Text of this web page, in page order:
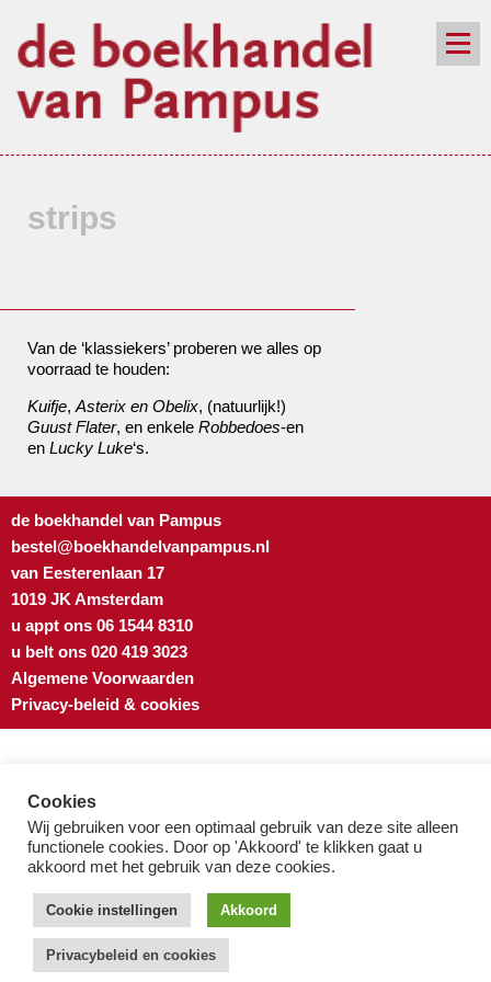
strips
Van de ‘klassiekers’ proberen we alles op
voorraad te houden:
Kuifje, Asterix en Obelix, (natuurlijk!)
Guust Flater, en enkele Robbedoes-en
en Lucky Luke‘s.
de boekhandel van Pampus
bestel@boekhandelvanpampus.nl
van Eesterenlaan 17
1019 JK Amsterdam
u appt ons 06 1544 8310
u belt ons 020 419 3023
Algemene Voorwaarden
Privacy-beleid & cookies
Cookies
Wij gebruiken voor een optimaal gebruik van deze site alleen
functionele cookies. Door op 'Akkoord' te klikken gaat u
akkoord met het gebruik van deze cookies.
Cookie instellingen Akkoord
Privacybeleid en cookies